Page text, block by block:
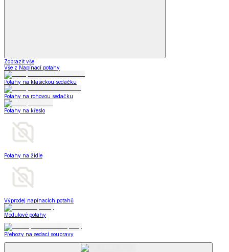
Zobrazit vše
Vše z Napínací potahy
Potahy na klasickou sedačku
Potahy na rohovou sedačku
Potahy na křeslo
Potahy na židle
Výprodej napínacích potahů
Modulové potahy
Přehozy na sedací soupravy